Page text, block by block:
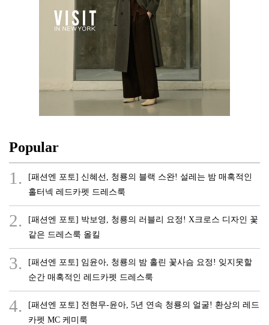
Popular
1.
[패션엔 포토] 신혜선, 청룡의 블랙 스완! 설레는 밤 매혹적인
홀터넥 레드카펫 드레스룩
2.
[패션엔 포토] 박보영, 청룡의 러블리 요정! X크로스 디자인 꽃
같은 드레스룩 올킬
3.
[패션엔 포토] 임윤아, 청룡의 밤 홀린 꽃사슴 요정! 잊지못할
순간 매혹적인 레드카펫 드레스룩
4.
[패션엔 포토] 전현무-윤아, 5년 연속 청룡의 얼굴! 환상의 레드
카펫 MC 케미룩